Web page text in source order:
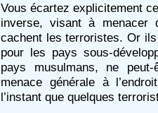
Vous écartez explicitement
inverse, visant à menacer
cachent les terroristes. Or
pour les pays sous-
pays musulmans, ne
menace générale à
l’instant que quelques